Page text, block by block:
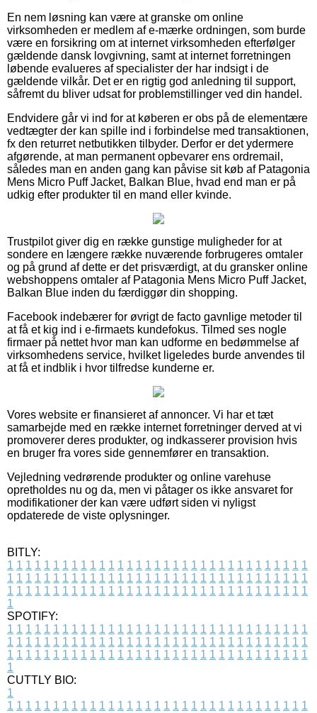
En nem løsning kan være at granske om online
virksomheden er medlem af e-mærke ordningen, som burde
være en forsikring om at internet virksomheden efterfølger
gældende dansk lovgivning, samt at internet forretningen
løbende evalueres af specialister der har indsigt i de
gældende vilkår. Det er en rigtig god anledning til support,
såfremt du bliver udsat for problemstillinger ved din handel.
Endvidere går vi ind for at køberen er obs på de elementære
vedtægter der kan spille ind i forbindelse med transaktionen,
fx den returret netbutikken tilbyder. Derfor er det ydermere
afgørende, at man permanent opbevarer ens ordremail,
således man en anden gang kan påvise sit køb af Patagonia
Mens Micro Puff Jacket, Balkan Blue, hvad end man er på
udkig efter produkter til en mand eller kvinde.
Trustpilot giver dig en række gunstige muligheder for at
sondere en længere række nuværende forbrugeres omtaler
og på grund af dette er det prisværdigt, at du gransker online
webshoppens omtaler af Patagonia Mens Micro Puff Jacket,
Balkan Blue inden du færdiggør din shopping.
Facebook indebærer for øvrigt de facto gavnlige metoder til
at få et kig ind i e-firmaets kundefokus. Tilmed ses nogle
firmaer på nettet hvor man kan udforme en bedømmelse af
virksomhedens service, hvilket ligeledes burde anvendes til
at få et indblik i hvor tilfredse kunderne er.
Vores website er finansieret af annoncer. Vi har et tæt
samarbejde med en række internet forretninger derved at vi
promoverer deres produkter, og indkasserer provision hvis
en bruger fra vores side gennemfører en transaktion.
Vejledning vedrørende produkter og online varehuse
opretholdes nu og da, men vi påtager os ikke ansvaret for
modifikationer der kan være udført siden vi nyligst
opdaterede de viste oplysninger.
BITLY:
1 1 1 1 1 1 1 1 1 1 1 1 1 1 1 1 1 1 1 1 1 1 1 1 1 1 1 1 1 1 1 1 1
1 1 1 1 1 1 1 1 1 1 1 1 1 1 1 1 1 1 1 1 1 1 1 1 1 1 1 1 1 1 1 1 1
1 1 1 1 1 1 1 1 1 1 1 1 1 1 1 1 1 1 1 1 1 1 1 1 1 1 1 1 1 1 1 1 1
1
SPOTIFY:
1 1 1 1 1 1 1 1 1 1 1 1 1 1 1 1 1 1 1 1 1 1 1 1 1 1 1 1 1 1 1 1 1
1 1 1 1 1 1 1 1 1 1 1 1 1 1 1 1 1 1 1 1 1 1 1 1 1 1 1 1 1 1 1 1 1
1 1 1 1 1 1 1 1 1 1 1 1 1 1 1 1 1 1 1 1 1 1 1 1 1 1 1 1 1 1 1 1 1
1
CUTTLY BIO:
1
1 1 1 1 1 1 1 1 1 1 1 1 1 1 1 1 1 1 1 1 1 1 1 1 1 1 1 1 1 1 1 1 1